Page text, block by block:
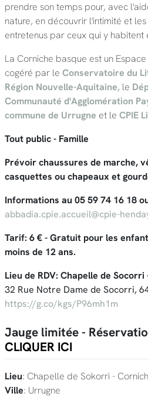
prendre son temps pour, avec
nature, en découvrir l'intimité et
entretenus par ceux qui y habitent
La Corniche basque est un
cogéré par le Conservatoire du
Région Nouvelle-Aquitaine, le
Communauté d'Agglomération
commune de Urrugne et le CPIE
Tout public - Famille
Prévoir chaussures de marche,
casquettes ou chapeaux et
Informations au 05 59 74 16 18
abbadia.cpie.accueil@cpie-
Tarif: 6 € - Gratuit pour les
moins de 12 ans.
Lieu de RDV: Chapelle de Socorri
32 Rue Notre Dame de Socorri,
https://g.co/kgs/P96mh1m
Jauge limitée -
CLIQUER ICI
Lieu: Chapelle de Sokorri -
Ville: Urrugne